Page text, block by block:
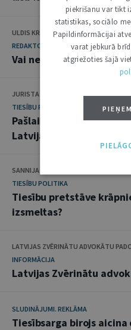
ULDIS KRASTIŅŠ
REDAKTORA SLEJA
Vai ne-rietumnieki ir
JURISTA VĀRDS
TIESĪBU POLITIKA
Pašlaik Satversmes
Latvijas pastāvēšanai
SANNIJA MATULE
TIESĪBU POLITIKA
Tiesību pretstāve
izsmeltas?
LATVIJAS ZVĒRINĀTU ADVOKĀTU
INFORMĀCIJA
Latvijas Zvērinātu
SLUDINĀJUMI. REKLĀMA
Tiesībsarga birojs
piekrišanu var tikt
statistikas, sociālo
Papildinformācijai
varat jebkurā
atgriežoties šajā